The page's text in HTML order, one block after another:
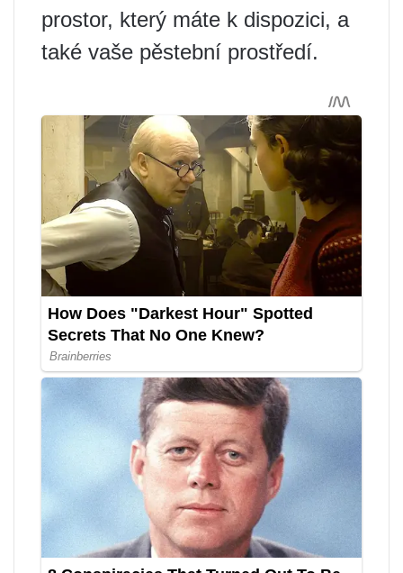
prostor, který máte k dispozici, a
také vaše pěstební prostředí.